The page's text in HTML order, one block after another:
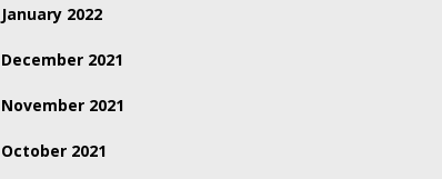
January 2022
December 2021
November 2021
October 2021